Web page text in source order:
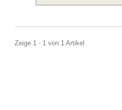
Zeige 1 - 1 von 1 Artikel